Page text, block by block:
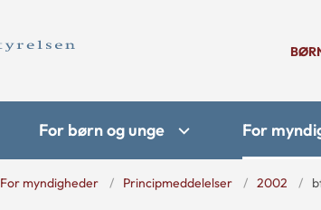
For børn og unge For
For myndigheder Principmeddelelser 2002